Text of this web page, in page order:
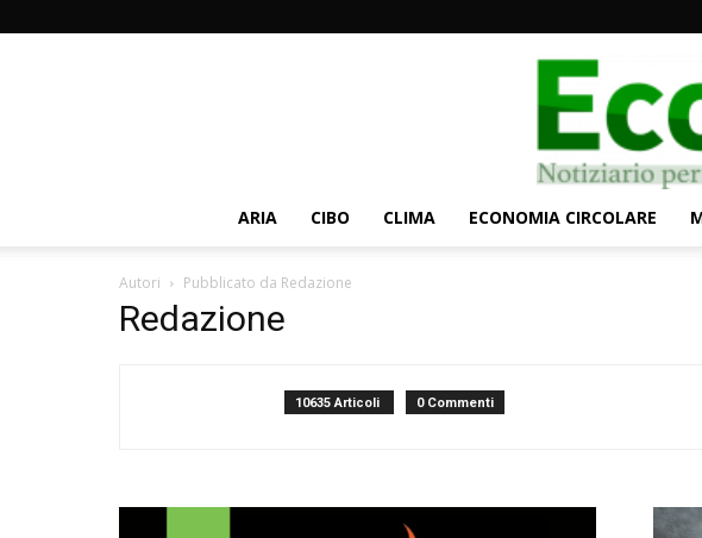
ARIA CIBO CLIMA ECONOMIA CIRCOLARE
Autori Pubblicato da Redazione
Redazione
10635 Articoli 0 Commenti